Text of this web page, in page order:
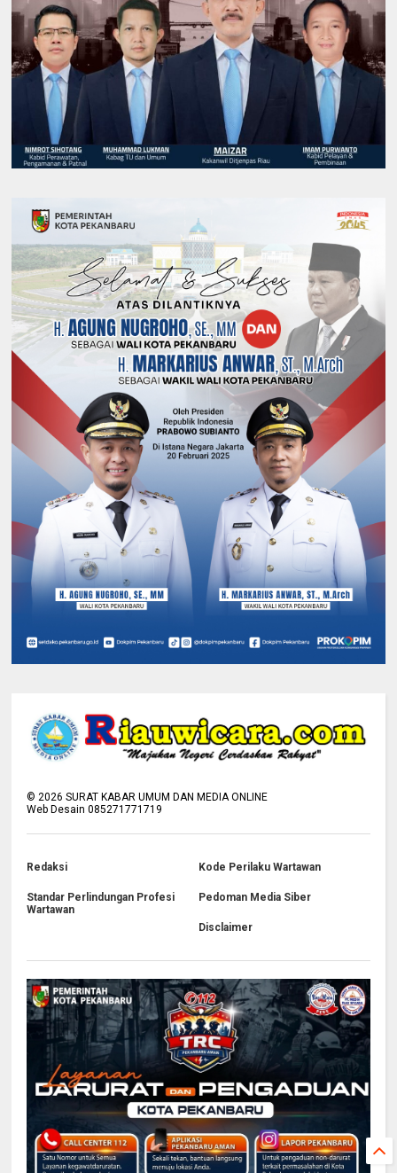
©2026 SURAT KABAR UMUM DAN MEDIA ONLINE
Web Desain 085271771719
Redaksi Kode Perilaku Wartawan
Standar Perlindungan Profesi
Wartawan
Pedoman Media Siber
Disclaimer